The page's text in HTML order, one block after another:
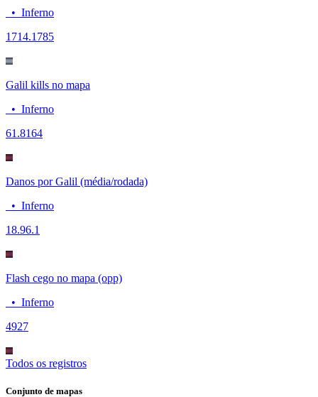
• Inferno
1714.1785
Galil kills no mapa
• Inferno
61.8164
Danos por Galil (média/rodada)
• Inferno
18.96.1
Flash cego no mapa (opp)
• Inferno
4927
Todos os registros
Conjunto de mapas